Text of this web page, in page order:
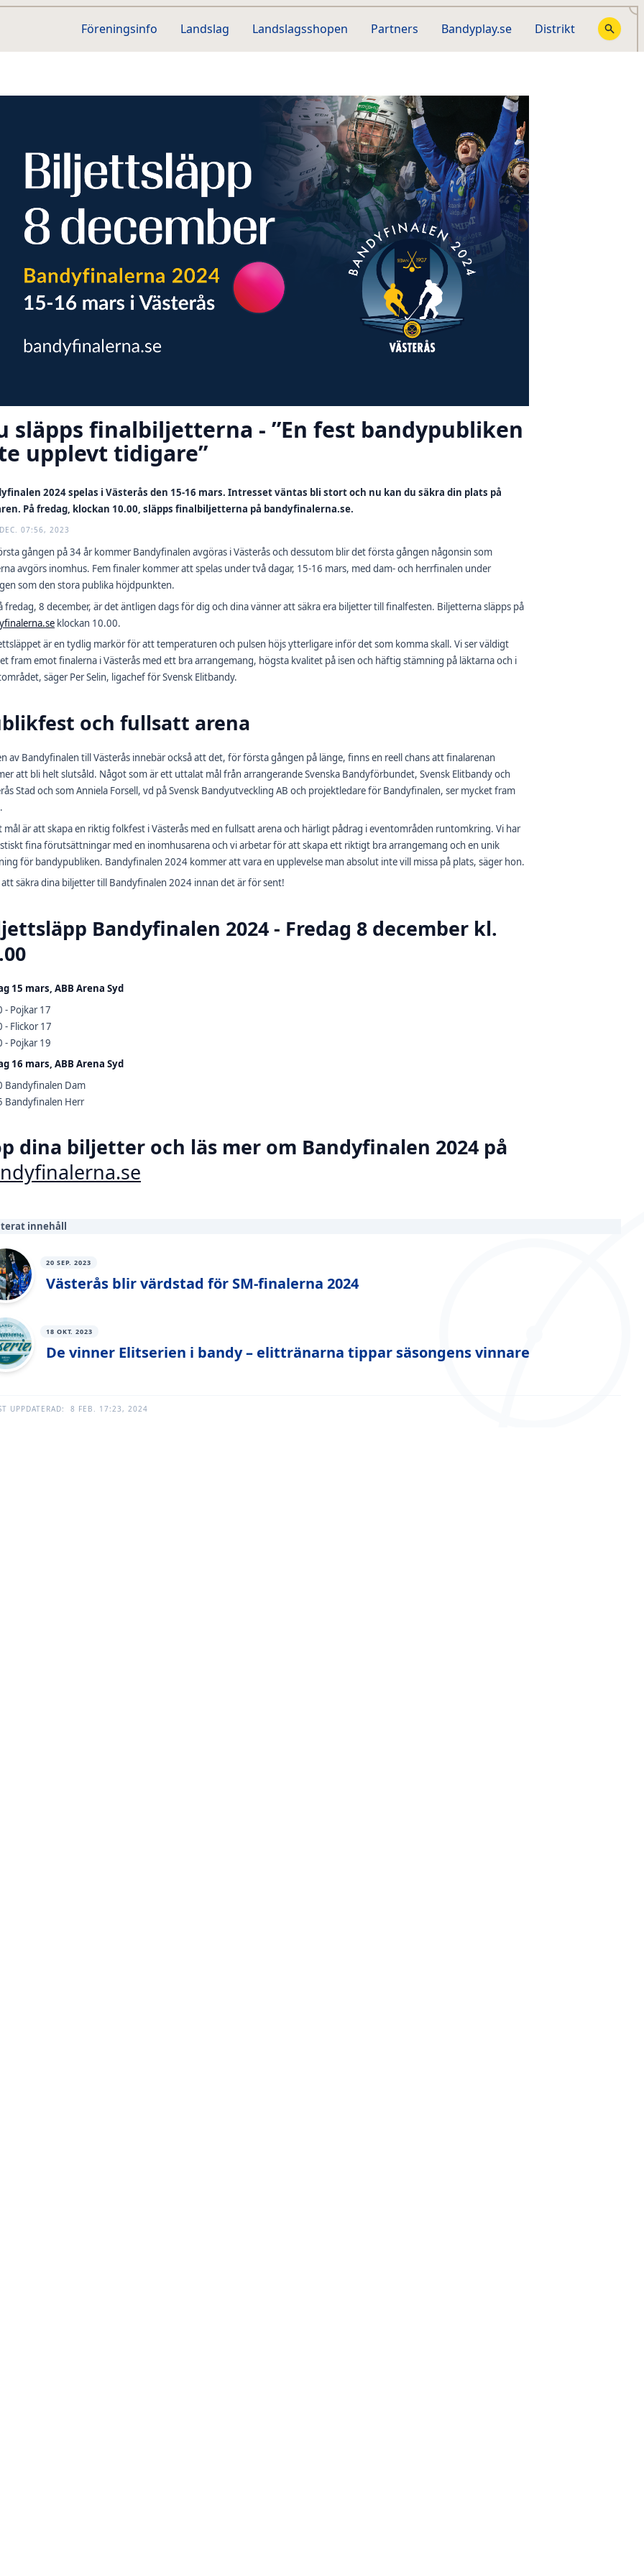
Föreningsinfo Landslag Landslagsshopen Partners Bandyplay.se Distrikt
släpps finalbiljetterna - ”En fest bandypubliken
upplevt tidigare”
2024 spelas i Västerås den 15-16 mars. Intresset väntas bli stort och nu kan du säkra din plats på
På fredag, klockan 10.00, släpps finalbiljetterna på bandyfinalerna.se.
07:56, 2023
gången på 34 år kommer Bandyfinalen avgöras i Västerås och dessutom blir det första gången någonsin som
avgörs inomhus. Fem finaler kommer att spelas under två dagar, 15-16 mars, med dam- och herrfinalen under
som den stora publika höjdpunkten.
fredag, 8 december, är det äntligen dags för dig och dina vänner att säkra era biljetter till finalfesten. Biljetterna släpps på
klockan 10.00.
är en tydlig markör för att temperaturen och pulsen höjs ytterligare inför det som komma skall. Vi ser väldigt
fram emot finalerna i Västerås med ett bra arrangemang, högsta kvalitet på isen och häftig stämning på läktarna och i
säger Per Selin, ligachef för Svensk Elitbandy.
och fullsatt arena
av Bandyfinalen till Västerås innebär också att det, för första gången på länge, finns en reell chans att finalarenan
att bli helt slutsåld. Något som är ett uttalat mål från arrangerande Svenska Bandyförbundet, Svensk Elitbandy och
Stad och som Anniela Forsell, vd på Svensk Bandyutveckling AB och projektledare för Bandyfinalen, ser mycket fram
mål är att skapa en riktig folkfest i Västerås med en fullsatt arena och härligt pådrag i eventområden runtomkring. Vi har
fina förutsättningar med en inomhusarena och vi arbetar för att skapa ett riktigt bra arrangemang och en unik
för bandypubliken. Bandyfinalen 2024 kommer att vara en upplevelse man absolut inte vill missa på plats, säger hon.
att säkra dina biljetter till Bandyfinalen 2024 innan det är för sent!
Bandyfinalen 2024 - Fredag 8 december kl.
15 mars, ABB Arena Syd
- Pojkar 17
- Flickor 17
- Pojkar 19
16 mars, ABB Arena Syd
Bandyfinalen Dam
Bandyfinalen Herr
dina biljetter och läs mer om Bandyfinalen 2024 på
innehåll
20 SEP. 2023
Västerås blir värdstad för SM-finalerna 2024
18 OKT. 2023
De vinner Elitserien i bandy – elittränarna tippar säsongens vinnare
UPPDATERAD: 8 FEB. 17:23, 2024